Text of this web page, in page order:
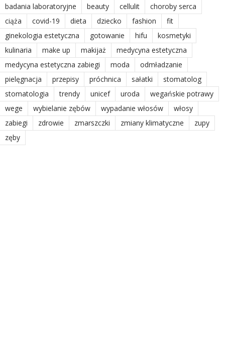
badania laboratoryjne
beauty cellulit
choroby serca
ciąża
covid-19 dieta dziecko fashion
fit
ginekologia estetyczna
gotowanie hifu
kosmetyki
kulinaria
make up makijaż
medycyna estetyczna
medycyna estetyczna zabiegi
moda
odmładzanie
pielęgnacja
przepisy próchnica sałatki
stomatolog
stomatologia
trendy unicef uroda
wegańskie potrawy
wege
wybielanie zębów wypadanie włosów
włosy
zabiegi
zdrowie zmarszczki zmiany klimatyczne
zupy
zęby